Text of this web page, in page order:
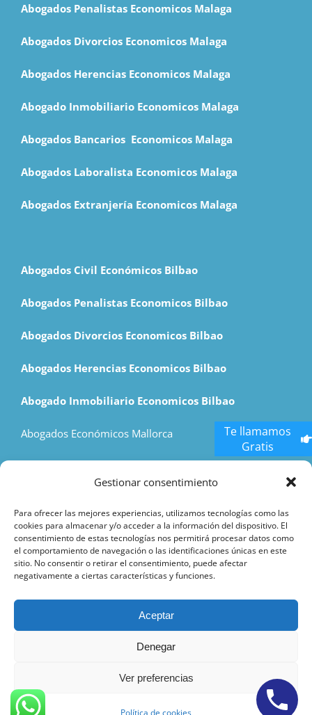
Gestionar consentimiento
Para ofrecer las mejores experiencias, utilizamos tecnologías como las
cookies para almacenar y/o acceder a la información del dispositivo. El
consentimiento de estas tecnologías nos permitirá procesar datos como
el comportamiento de navegación o las identificaciones únicas en este
sitio. No consentir o retirar el consentimiento, puede afectar
negativamente a ciertas características y funciones.
Aceptar
Denegar
Ver preferencias
Política de cookies
Abogados Penalistas Economicos Malaga
Abogados Divorcios Economicos Malaga
Abogados Herencias Economicos Malaga
Abogado Inmobiliario Economicos Malaga
Abogados Bancarios Economicos Malaga
Abogados Laboralista Economicos Malaga
Abogados Extranjería Economicos Malaga
Abogados Civil Económicos Bilbao
Abogados Penalistas Economicos Bilbao
Abogados Divorcios Economicos Bilbao
Abogados Herencias Economicos Bilbao
Abogado Inmobiliario Economicos Bilbao
Abogados Económicos Mallorca
Te llamamos
Gratis